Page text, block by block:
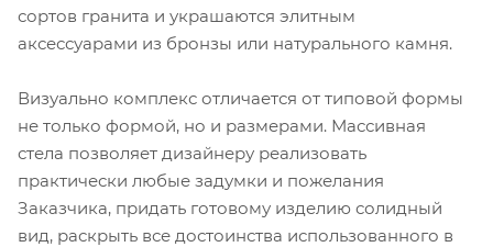
сортов гранита и украшаются элитным
аксессуарами из бронзы или натурального камня.
Визуально комплекс отличается от типовой формы
не только формой, но и размерами. Массивная
стела позволяет дизайнеру реализовать
практически любые задумки и пожелания
Заказчика, придать готовому изделию солидный
вид, раскрыть все достоинства использованного в